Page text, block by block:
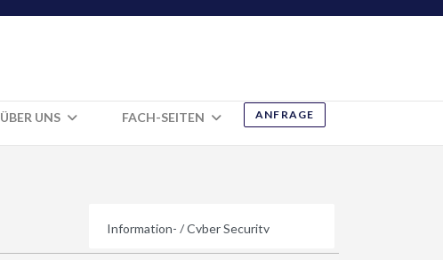
ANFRAGE
ÜBER UNS FACH-SEITEN